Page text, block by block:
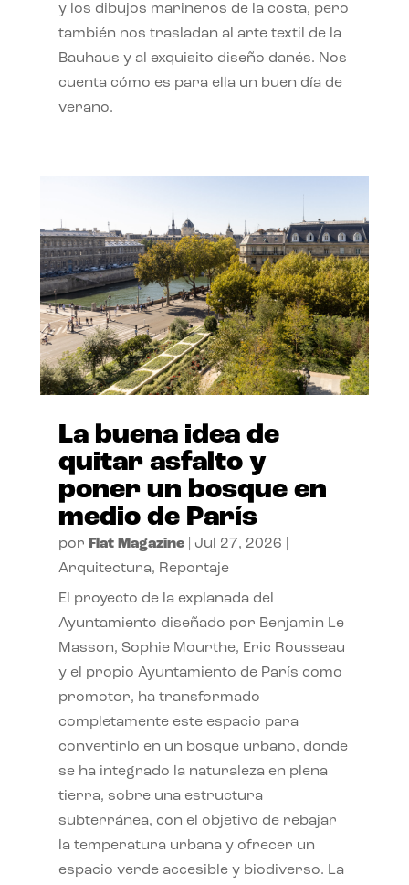
y los dibujos marineros de la costa, pero
también nos trasladan al arte textil de la
Bauhaus y al exquisito diseño danés. Nos
cuenta cómo es para ella un buen día de
verano.
La buena idea de
quitar asfalto y
poner un bosque en
medio de París
por Flat Magazine| Jul 27, 2026
Arquitectura, Reportaje
El proyecto de la explanada del
Ayuntamiento diseñado por Benjamin Le
Masson, Sophie Mourthe, Eric Rousseau
y el propio Ayuntamiento de París como
promotor, ha transformado
completamente este espacio para
convertirlo en un bosque urbano, donde
se ha integrado la naturaleza en plena
tierra, sobre una estructura
subterránea, con el objetivo de rebajar
la temperatura urbana y ofrecer un
espacio verde accesible y biodiverso. La